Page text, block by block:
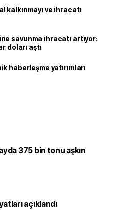
kalkınmayı ve ihracatı
savunma ihracatı artıyor:
doları aştı
haberleşme yatırımları
375 bin tonu aşkın
açıklandı